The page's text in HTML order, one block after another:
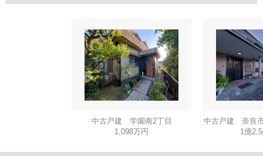
中古戸建 学園南2丁目
1,098万円
中古戸建 奈良
1億